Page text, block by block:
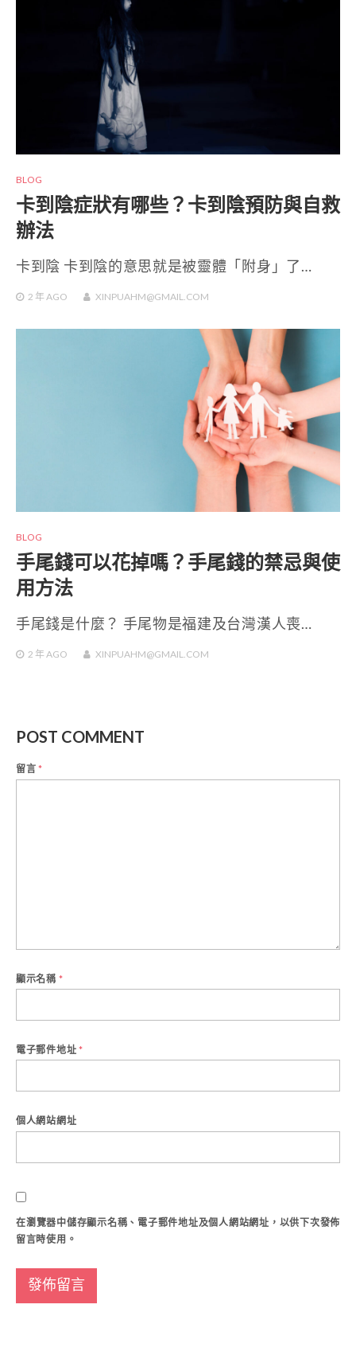
BLOG
卡到陰症狀有哪些？卡到陰預防與自救
辦法
卡到陰 卡到陰的意思就是被靈體「附身」了…
2 年AGO XINPUAHM@GMAIL.COM
BLOG
手尾錢可以花掉嗎？手尾錢的禁忌與使
用方法
手尾錢是什麼？ 手尾物是福建及台灣漢人喪…
2 年AGO XINPUAHM@GMAIL.COM
POST COMMENT
留言*
顯示名稱 *
電子郵件地址 *
個人網站網址
在瀏覽器中儲存顯示名稱、電子郵件地址及個人網站網址，以供下次發佈
留言時使用。